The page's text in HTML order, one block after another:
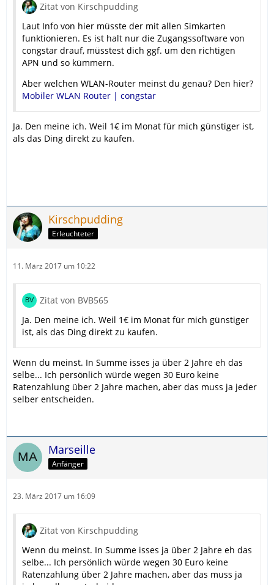
Zitat von Kirschpudding
Laut Info von hier müsste der mit allen Simkarten
funktionieren. Es ist halt nur die Zugangssoftware von
congstar drauf, müsstest dich ggf. um den richtigen
APN und so kümmern.
Aber welchen WLAN-Router meinst du genau? Den hier?
Mobiler WLAN Router | congstar
Ja. Den meine ich. Weil 1€ im Monat für mich günstiger ist,
als das Ding direkt zu kaufen.
Kirschpudding
Erleuchteter
11. März 2017 um 10:22
Zitat von BVB565
Ja. Den meine ich. Weil 1€ im Monat für mich günstiger
ist, als das Ding direkt zu kaufen.
Wenn du meinst. In Summe isses ja über 2 Jahre eh das
selbe... Ich persönlich würde wegen 30 Euro keine
Ratenzahlung über 2 Jahre machen, aber das muss ja jeder
selber entscheiden.
Marseille
Anfänger
23. März 2017 um 16:09
Zitat von Kirschpudding
Wenn du meinst. In Summe isses ja über 2 Jahre eh das
selbe... Ich persönlich würde wegen 30 Euro keine
Ratenzahlung über 2 Jahre machen, aber das muss ja